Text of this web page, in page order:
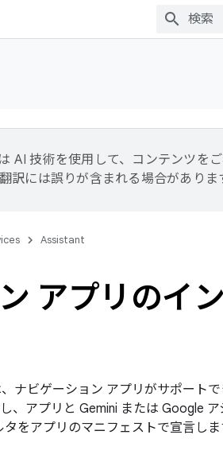
AI 技術を使用して、コンテンツを
訳には誤りが含まれる場合がありま
Assistant
アプリのイ
ナビゲーション アプリがサポート
、アプリと Gemini または Google
をアプリのマニフェストで宣言し